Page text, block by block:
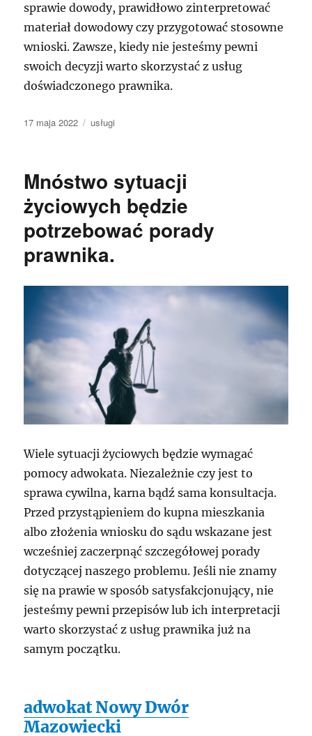
sprawie dowody, prawidłowo zinterpretować
materiał dowodowy czy przygotować stosowne
wnioski. Zawsze, kiedy nie jesteśmy pewni
swoich decyzji warto skorzystać z usług
doświadczonego prawnika.
Data
17 maja 2022 Kategorie
usługi
Mnóstwo sytuacji
życiowych będzie
potrzebować porady
prawnika.
Wiele sytuacji życiowych będzie wymagać
pomocy adwokata. Niezależnie czy jest to
sprawa cywilna, karna bądź sama konsultacja.
Przed przystąpieniem do kupna mieszkania
albo złożenia wniosku do sądu wskazane jest
wcześniej zaczerpnąć szczegółowej porady
dotyczącej naszego problemu. Jeśli nie znamy
się na prawie w sposób satysfakcjonujący, nie
jesteśmy pewni przepisów lub ich interpretacji
warto skorzystać z usług prawnika już na
samym początku.
adwokat Nowy Dwór
Mazowiecki